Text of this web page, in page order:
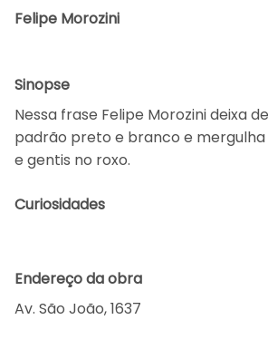
Felipe Morozini
Sinopse
Nessa frase Felipe Morozini deixa
padrão preto e branco e mergulha
e gentis no roxo.
Endereço da obra
Av. São João, 1637
Curiosidades